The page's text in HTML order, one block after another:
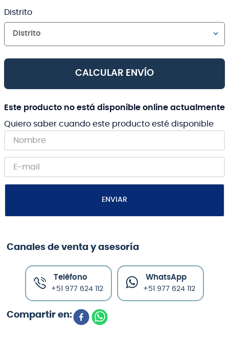
Distrito
Distrito
CALCULAR ENVÍO
Este producto no está disponible online actualmente
Quiero saber cuando este producto esté disponible
ENVIAR
Canales de venta y asesoría
Teléfono
+51 977 624 112
WhatsApp
+51 977 624 112